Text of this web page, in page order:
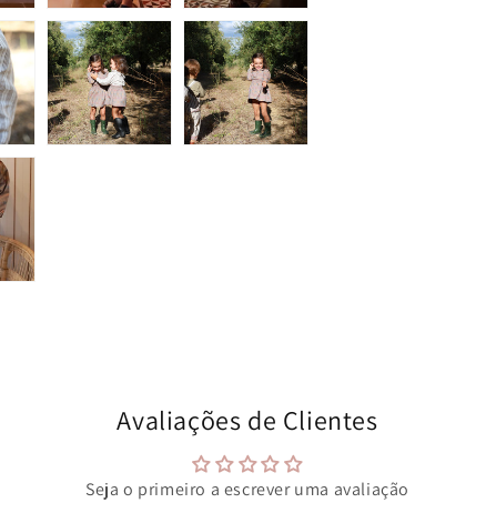
Avaliações de Clientes
Seja o primeiro a escrever uma avaliação